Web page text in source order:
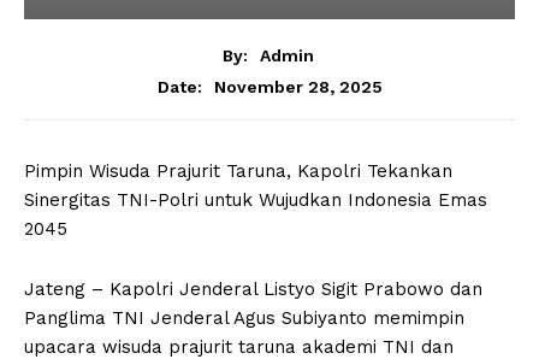
By:
Admin
Date:
November 28, 2025
Pimpin Wisuda Prajurit Taruna, Kapolri Tekankan
Sinergitas TNI-Polri untuk Wujudkan Indonesia Emas
2045
Jateng – Kapolri Jenderal Listyo Sigit Prabowo dan
Panglima TNI Jenderal Agus Subiyanto memimpin
upacara wisuda prajurit taruna akademi TNI dan